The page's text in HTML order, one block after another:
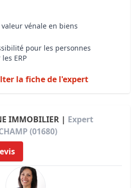
vénale en biens
pour les personnes
ERP
la fiche de l'expert
IMMOBILIER | Expert
(01680)